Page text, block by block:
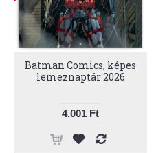
Batman Comics, képes
lemeznaptár 2026
4.001 Ft